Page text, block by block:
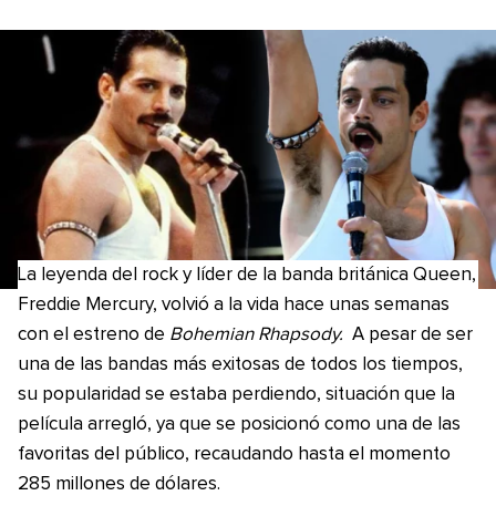
La leyenda del rock y líder de la banda británica Queen,
Freddie Mercury, volvió a la vida hace unas semanas
con el estreno de Bohemian Rhapsody. A pesar de ser
una de las bandas más exitosas de todos los tiempos,
su popularidad se estaba perdiendo, situación que la
película arregló, ya que se posicionó como una de las
favoritas del público, recaudando hasta el momento
285 millones de dólares.